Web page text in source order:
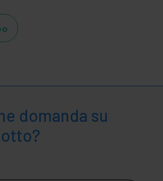
domanda su